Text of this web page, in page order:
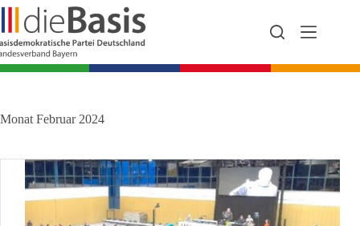
Zum
Inhalt
springen
Monat Februar 2024